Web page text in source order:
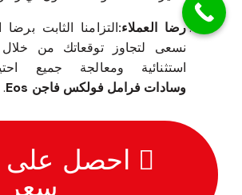
رضا العملاء:التزامنا الثابت برضا
نسعى لتجاوز توقعاتك من
استثنائية ومعالجة جميع
وسادات فرامل فولكس فاجن Eos
.
احصل
سعر